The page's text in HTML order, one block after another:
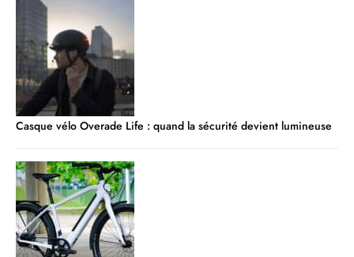
Casque vélo Overade Life : quand la sécurité devient lumineuse